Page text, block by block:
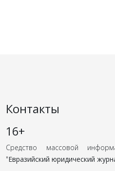
Контакты
16+
Средство массовой
"Евразийский юридический